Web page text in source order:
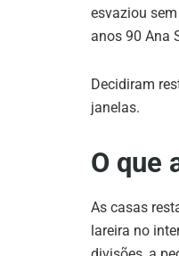
esvaziou
anos 90 Ana
Decidiram
janelas.
O que
As casas
lareira no